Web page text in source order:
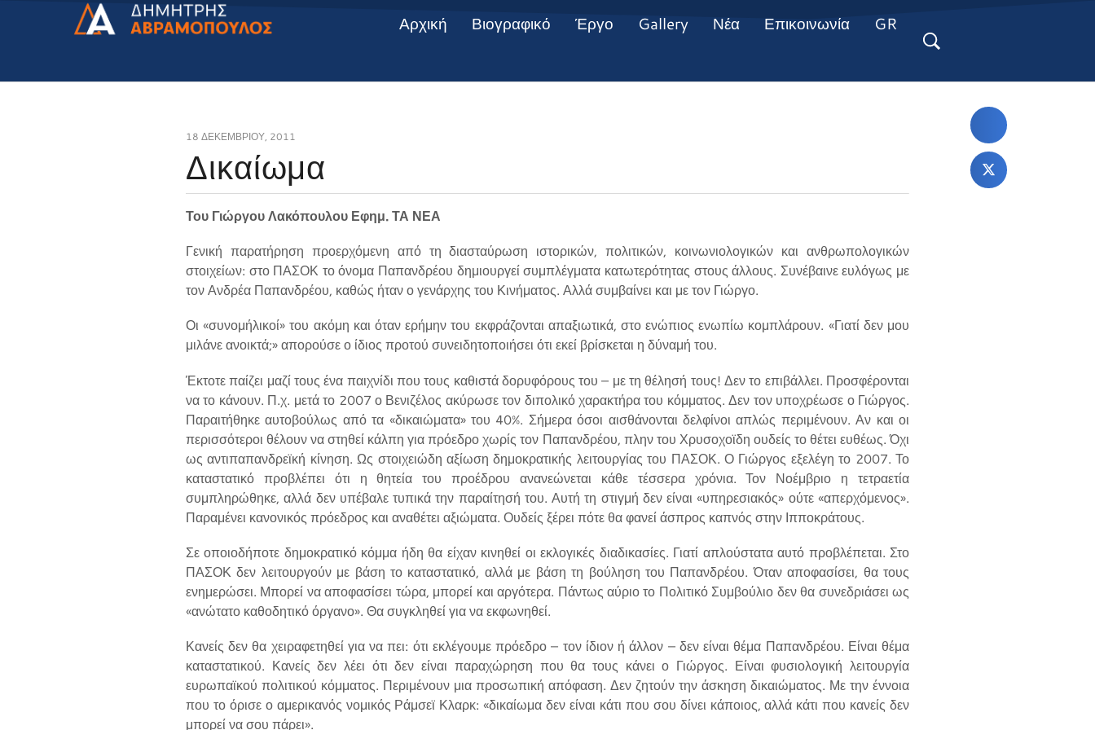
Αρχική Βιογραφικό Έργο Gallery Νέα Επικοινωνία GR
18 ΔΕΚΕΜΒΡΊΟΥ, 2011
Δικαίωμα
Του Γιώργου Λακόπουλου Εφημ. ΤΑ ΝΕΑ
Γενική παρατήρηση προερχόμενη από τη διασταύρωση ιστορικών, πολιτικών, κοινωνιολογικών και ανθρωπολογικών
στοιχείων: στο ΠΑΣΟΚ το όνομα Παπανδρέου δημιουργεί συμπλέγματα κατωτερότητας στους άλλους. Συνέβαινε ευλόγως με
τον Ανδρέα Παπανδρέου, καθώς ήταν ο γενάρχης του Κινήματος. Αλλά συμβαίνει και με τον Γιώργο.
Οι «συνομήλικοί» του ακόμη και όταν ερήμην του εκφράζονται απαξιωτικά, στο ενώπιος ενωπίω κομπλάρουν. «Γιατί δεν μου
μιλάνε ανοικτά;» απορούσε ο ίδιος προτού συνειδητοποιήσει ότι εκεί βρίσκεται η δύναμή του.
Έκτοτε παίζει μαζί τους ένα παιχνίδι που τους καθιστά δορυφόρους του – με τη θέλησή τους! Δεν το επιβάλλει. Προσφέρονται
να το κάνουν. Π.χ. μετά το 2007 ο Βενιζέλος ακύρωσε τον διπολικό χαρακτήρα του κόμματος. Δεν τον υποχρέωσε ο Γιώργος.
Παραιτήθηκε αυτοβούλως από τα «δικαιώματα» του 40%. Σήμερα όσοι αισθάνονται δελφίνοι απλώς περιμένουν. Αν και οι
περισσότεροι θέλουν να στηθεί κάλπη για πρόεδρο χωρίς τον Παπανδρέου, πλην του Χρυσοχοϊδη ουδείς το θέτει ευθέως. Όχι
ως αντιπαπανδρεϊκή κίνηση. Ως στοιχειώδη αξίωση δημοκρατικής λειτουργίας του ΠΑΣΟΚ. Ο Γιώργος εξελέγη το 2007. Το
καταστατικό προβλέπει ότι η θητεία του προέδρου ανανεώνεται κάθε τέσσερα χρόνια. Τον Νοέμβριο η τετραετία
συμπληρώθηκε, αλλά δεν υπέβαλε τυπικά την παραίτησή του. Αυτή τη στιγμή δεν είναι «υπηρεσιακός» ούτε «απερχόμενος».
Παραμένει κανονικός πρόεδρος και αναθέτει αξιώματα. Ουδείς ξέρει πότε θα φανεί άσπρος καπνός στην Ιπποκράτους.
Σε οποιοδήποτε δημοκρατικό κόμμα ήδη θα είχαν κινηθεί οι εκλογικές διαδικασίες. Γιατί απλούστατα αυτό προβλέπεται. Στο
ΠΑΣΟΚ δεν λειτουργούν με βάση το καταστατικό, αλλά με βάση τη βούληση του Παπανδρέου. Όταν αποφασίσει, θα τους
ενημερώσει. Μπορεί να αποφασίσει τώρα, μπορεί και αργότερα. Πάντως αύριο το Πολιτικό Συμβούλιο δεν θα συνεδριάσει ως
«ανώτατο καθοδητικό όργανο». Θα συγκληθεί για να εκφωνηθεί.
Κανείς δεν θα χειραφετηθεί για να πει: ότι εκλέγουμε πρόεδρο – τον ίδιον ή άλλον – δεν είναι θέμα Παπανδρέου. Είναι θέμα
καταστατικού. Κανείς δεν λέει ότι δεν είναι παραχώρηση που θα τους κάνει ο Γιώργος. Είναι φυσιολογική λειτουργία
ευρωπαϊκού πολιτικού κόμματος. Περιμένουν μια προσωπική απόφαση. Δεν ζητούν την άσκηση δικαιώματος. Με την έννοια
που το όρισε ο αμερικανός νομικός Ράμσεϊ Κλαρκ: «δικαίωμα δεν είναι κάτι που σου δίνει κάποιος, αλλά κάτι που κανείς δεν
μπορεί να σου πάρει».